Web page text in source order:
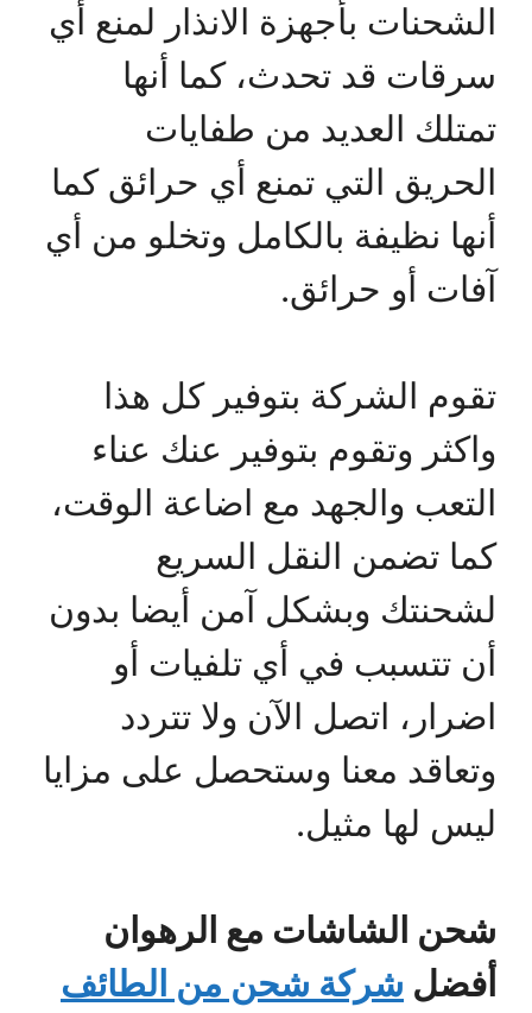
الشحنات بأجهزة الانذار لمنع أي
سرقات قد تحدث، كما أنها
تمتلك العديد من طفايات
الحريق التي تمنع أي حرائق كما
أنها نظيفة بالكامل وتخلو من أي
آفات أو حرائق.
تقوم الشركة بتوفير كل هذا
واكثر وتقوم بتوفير عنك عناء
التعب والجهد مع اضاعة الوقت،
كما تضمن النقل السريع
لشحنتك وبشكل آمن أيضا بدون
أن تتسبب في أي تلفيات أو
اضرار، اتصل الآن ولا تتردد
وتعاقد معنا وستحصل على مزايا
ليس لها مثيل.
شحن الشاشات مع الرهوان
أفضل شركة شحن من الطائف